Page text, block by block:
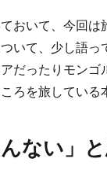
おいて、今回は
いて、少し語っ
だったりモンゴ
ろを旅している
ない」